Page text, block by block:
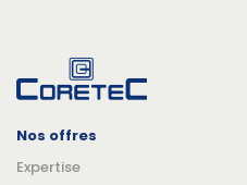
Nos offres
Expertise